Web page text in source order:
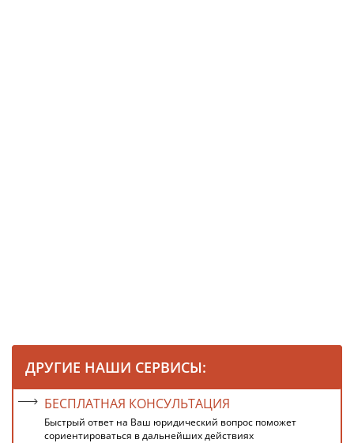
ДРУГИЕ НАШИ СЕРВИСЫ:
БЕСПЛАТНАЯ КОНСУЛЬТАЦИЯ
Быстрый ответ на Ваш юридический вопрос поможет
сориентироваться в дальнейших действиях